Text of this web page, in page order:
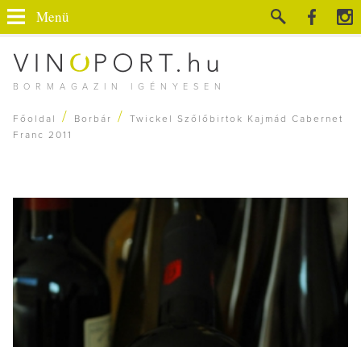
BORMAGAZIN IGÉNYESEN
Menü
Főoldal / Borbár /
Twickel Szőlőbirtok Kajmád Cabernet
Franc 2011